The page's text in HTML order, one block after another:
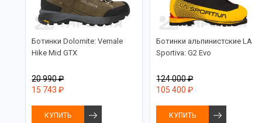
Ботинки Dolomite: Vernale
Hike Mid GTX
20 990 ₽
15 743 ₽
КУПИТЬ
Ботинки альпинистские LA
Sportiva: G2 Evo
124 000 ₽
105 400 ₽
КУПИТЬ